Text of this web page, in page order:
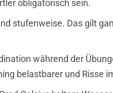
obligatorisch sein.
stufenweise. Das gilt
während der
belastbarer und Risse